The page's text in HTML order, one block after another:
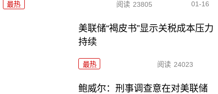
最热 阅读 23805 01-16
美联储“褐皮书”显示关税成本压力
持续
最热 阅读 24023
鲍威尔：刑事调查意在对美联储